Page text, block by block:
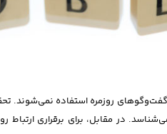
روزمره استفاده نمی‌شوند.